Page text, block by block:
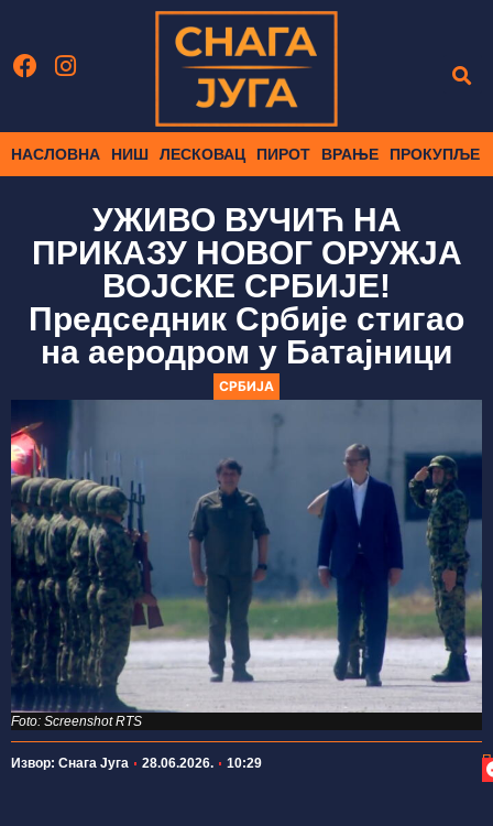
НАСЛОВНА НИШ ЛЕСКОВАЦ ПИРОТ ВРАЊЕ ПРОКУПЉЕ
УЖИВО ВУЧИЋ НА
ПРИКАЗУ НОВОГ ОРУЖЈА
ВОЈСКЕ СРБИЈЕ!
Председник Србије стигао
на аеродром у Батајници
СРБИЈА
Foto: Screenshot RTS
Извор: Снага Југа 28.06.2026. 10:29